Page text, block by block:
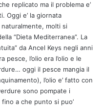
replicato ma il problema e’
Oggi e’ la giornata
naturalmente, molti si
“Dieta Mediterranea”. La
da Ancel Keys negli anni
pesce, l’olio era l’olio e le
oggi il pesce mangia il
l’olio e’ fatto con
sono pompate i
a che punto si puo’